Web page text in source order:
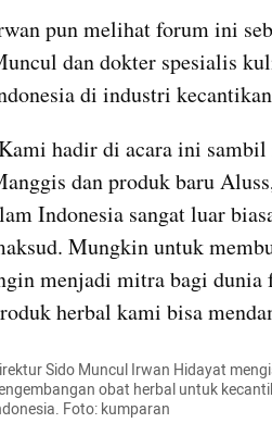
pun melihat forum ini
dan dokter spesialis
di industri
hadir di acara ini
dan produk baru
Indonesia sangat luar
Mungkin untuk
menjadi mitra bagi dunia
herbal kami bisa
Sido Muncul Irwan Hidayat
obat herbal untuk
Foto: kumparan